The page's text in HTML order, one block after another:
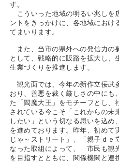
す。
こういった地域の明るい兆しを
ントをきっかけに、各地域におけ
てまいります。
また、当市の県外への発信力の
として、戦略的に販路を拡大し、
生業づくりを推進します。
観光面では、今年の新作立佞武
おり、善悪を裁く厳しさの中にも
た「閻魔大王」をモチーフとし、
されている今こそ「これからの未
したい」という切なる思いを込め
を進めております。昨年、初め
じゃ～ストリート」、「親子ｄｅ
なった取組によって、 市民も観
を目指すとともに、関係機関と連